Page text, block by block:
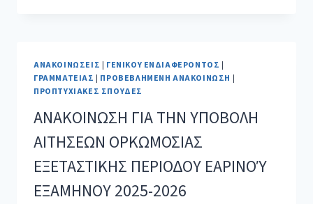
ΑΝΑΚΟΙΝΏΣΕΙΣ | ΓΕΝΙΚΟΎ ΕΝΔΙΑΦΈΡΟΝΤΟΣ |
ΓΡΑΜΜΑΤΕΊΑΣ | ΠΡΟΒΕΒΛΗΜΈΝΗ ΑΝΑΚΟΊΝΩΣΗ |
ΠΡΟΠΤΥΧΙΑΚΈΣ ΣΠΟΥΔΈΣ
ΑΝΑΚΟΙΝΩΣΗ ΓΙΑ ΤΗΝ ΥΠΟΒΟΛΗ
ΑΙΤΗΣΕΩΝ ΟΡΚΩΜΟΣΙΑΣ
ΕΞΕΤΑΣΤΙΚΗΣ ΠΕΡΙΟΔΟΥ ΕΑΡΙΝΟΎ
ΕΞΑΜΗΝΟΥ 2025-2026